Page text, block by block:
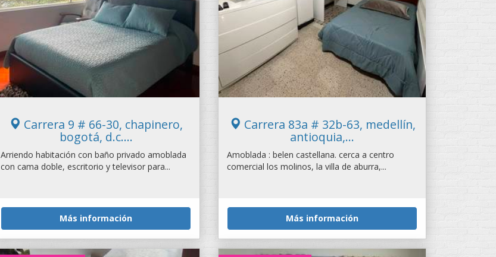
Carrera 9 # 66-30, chapinero,
bogotá, d.c....
Arriendo habitación con baño privado amoblada
con cama doble, escritorio y televisor para...
Más información
Carrera 83a # 32b-63, medellín,
antioquia,...
Amoblada : belen castellana. cerca a centro
comercial los molinos, la villa de aburra,...
Más información